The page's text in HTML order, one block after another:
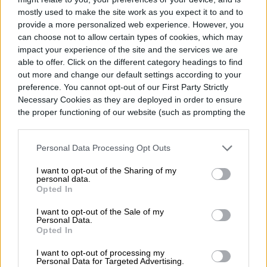
mostly used to make the site work as you expect it to and to
provide a more personalized web experience. However, you
can choose not to allow certain types of cookies, which may
impact your experience of the site and the services we are
able to offer. Click on the different category headings to find
out more and change our default settings according to your
preference. You cannot opt-out of our First Party Strictly
Necessary Cookies as they are deployed in order to ensure
the proper functioning of our website (such as prompting the
Personal Data Processing Opt Outs
I want to opt-out of the Sharing of my
personal data.
Opted In
I want to opt-out of the Sale of my
Personal Data.
Opted In
I want to opt-out of processing my
Personal Data for Targeted Advertising.
corregir una vulnerabilidad de compartición
atacante en la misma red se autentique sin
esta actualización sea más interesante de